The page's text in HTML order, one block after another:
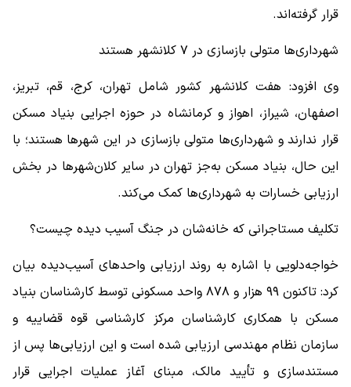
قرار گرفته‌اند.
شهرداری‌ها متولی بازسازی در ۷ کلانشهر هستند
وی افزود: هفت کلانشهر کشور شامل تهران، کرج، قم، تبریز،
اصفهان، شیراز، اهواز و کرمانشاه در حوزه اجرایی بنیاد مسکن
قرار ندارند و شهرداری‌ها متولی بازسازی در این شهرها هستند؛ با
این حال، بنیاد مسکن به‌جز تهران در سایر کلان‌شهرها در بخش
ارزیابی خسارات به شهرداری‌ها کمک می‌کند.
تکلیف مستاجرانی که خانه‌شان در جنگ آسیب دیده چیست؟
خواجه‌دلویی با اشاره به روند ارزیابی واحدهای آسیب‌دیده بیان
کرد: تاکنون ۹۹ هزار و ۸۷۸ واحد مسکونی توسط کارشناسان بنیاد
مسکن با همکاری کارشناسان مرکز کارشناسی قوه قضاییه و
سازمان نظام مهندسی ارزیابی شده است و این ارزیابی‌ها پس از
مستندسازی و تأیید مالک، مبنای آغاز عملیات اجرایی قرار